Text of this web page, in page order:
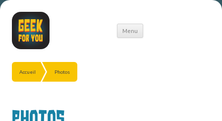
Menu
Aller
Accueil Photos